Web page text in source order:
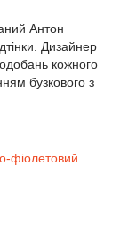
Антон
Дизайнер
кожного
бузкового з